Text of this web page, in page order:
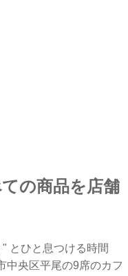
の商品を店舗
とひと息つける時間
中央区平尾の9席のカフ